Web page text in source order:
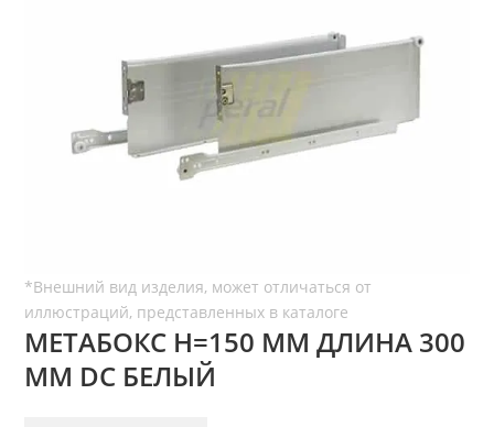
МЕТАБОКС H=150 ММ ДЛИНА 300
ММ DC БЕЛЫЙ